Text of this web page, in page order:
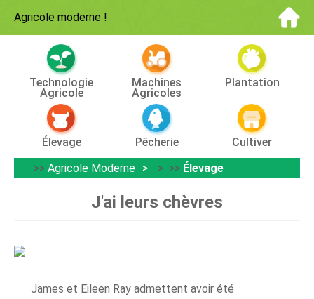
Agricole moderne !
Technologie
Agricole
Machines
Agricoles
Plantation
Élevage Pêcherie
Cultiver
>> Agricole Moderne > >> Élevage
J'ai leurs chèvres
James et Eileen Ray admettent avoir été